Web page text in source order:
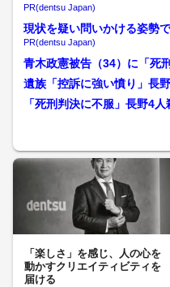
る
PR(dentsu Japan)
現状を疑い問いかける姿勢
ーへ
PR(dentsu Japan)
青木政憲被告（34）に「
所は「完全な責任能力」...
遺族「控訴に強い憤り」長
憲被告「弁護団の思いに賛...
「死刑判決に不服」長野4
「楽しさ」を感じ、人の心を
動かすクリエイティビティを
届ける